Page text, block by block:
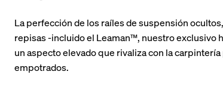
La perfección de los raíles de suspensión
repisas -incluido el Leaman™, nuestro exclusivo
un aspecto elevado que rivaliza con la
empotrados.